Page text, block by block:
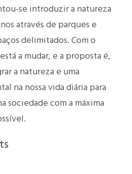
se introduzir a natureza
através de parques e
delimitados. Com o
a mudar, e a proposta é,
a natureza e uma
na nossa vida diária para
sociedade com a máxima